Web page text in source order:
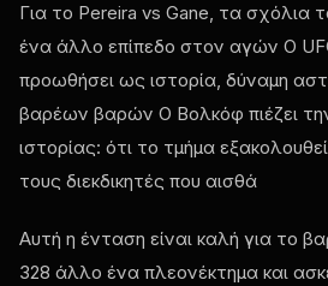
Για το Pereira vs Gane, τα σχόλια
ένα άλλο επίπεδο στον αγών Ο
προωθήσει ως ιστορία, δύναμη
βαρέων βαρών Ο Βολκόφ πιέζει
ιστορίας: ότι το τμήμα
τους διεκδικητές που αισθά
Αυτή η ένταση είναι καλή για το
328 άλλο ένα πλεονέκτημα και